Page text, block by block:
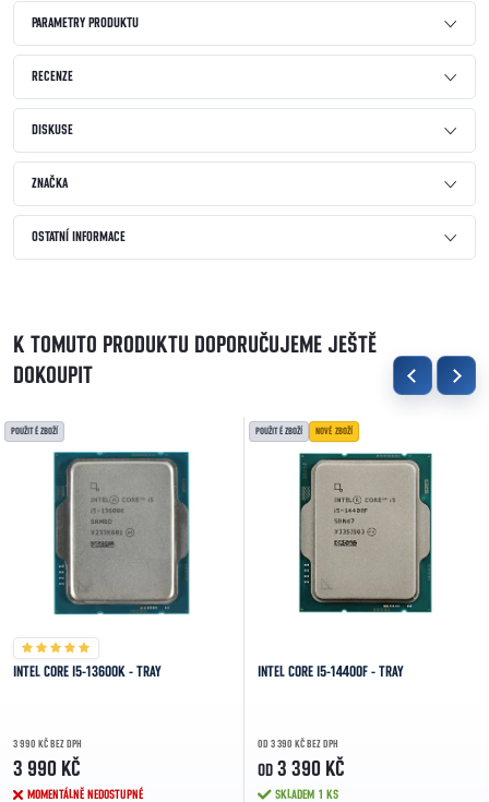
PARAMETRY PRODUKTU
RECENZE
DISKUSE
ZNAČKA
OSTATNÍ INFORMACE
K TOMUTO PRODUKTU DOPORUČUJEME JEŠTĚ
DOKOUPIT
POUŽITÉ ZBOŽÍ
INTEL CORE I5-13600K - TRAY
3 990 KČ BEZ DPH
3 990 KČ
MOMENTÁLNĚ NEDOSTUPNÉ
POUŽITÉ ZBOŽÍ NOVÉ ZBOŽÍ
INTEL CORE I5-14400F - TRAY
OD 3 390 KČ BEZ DPH
OD 3 390 KČ
SKLADEM 1 KS